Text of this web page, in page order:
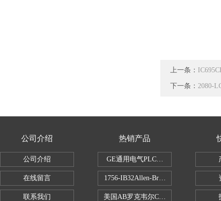
上一条：
下一条： 2080-
公司介绍
公司介绍
在线留言
联系我们
热销产品
GE通用电气PLC控制器
1756-IB32Allen-Bradley1756IB32数字
美国AB罗克韦尔CPU处理器